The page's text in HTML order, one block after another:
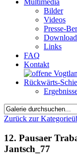
Multimedia
Bilder
Videos
Presse-
Links
FAQ
Kontakt
Zurück zur
12. Pausaer
Jantsch_77